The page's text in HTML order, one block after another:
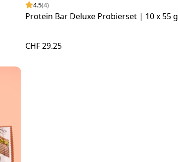
4.5(4)
Protein Bar Deluxe Probierset | 10 x 55 g
CHF 29.25